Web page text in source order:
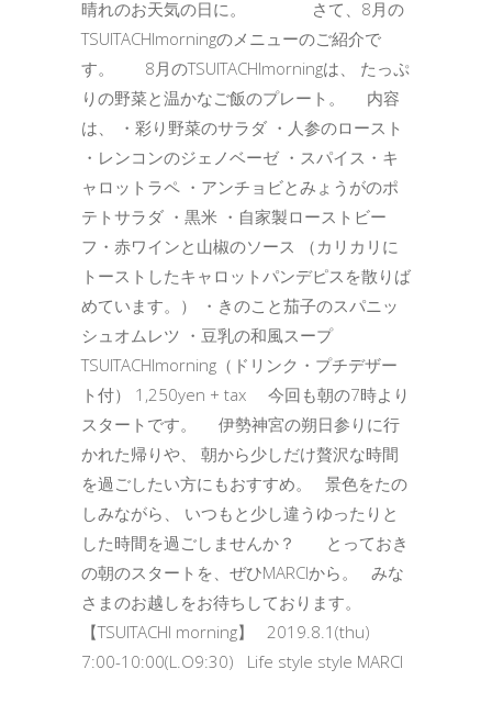
晴れのお天気の日に。 さて、8月の
TSUITACHImorningのメニューのご紹介で
す。 8月のTSUITACHImorningは、 たっぷ
りの野菜と温かなご飯のプレート。 内容
は、 ・彩り野菜のサラダ ・人参のロースト
・レンコンのジェノベーゼ ・スパイス・キ
ャロットラペ ・アンチョビとみょうがのポ
テトサラダ ・黒米 ・自家製ローストビー
フ・赤ワインと山椒のソース （カリカリに
トーストしたキャロットパンデピスを散りば
めています。） ・きのこと茄子のスパニッ
シュオムレツ ・豆乳の和風スープ
TSUITACHImorning（ドリンク・プチデザー
ト付） 1,250yen + tax 今回も朝の7時より
スタートです。 伊勢神宮の朔日参りに行
かれた帰りや、 朝から少しだけ贅沢な時間
を過ごしたい方にもおすすめ。 景色をたの
しみながら、 いつもと少し違うゆったりと
した時間を過ごしませんか？ とっておき
の朝のスタートを、ぜひMARCIから。 みな
さまのお越しをお待ちしております。
【TSUITACHI morning】 2019.8.1(thu)
7:00-10:00(L.O9:30) Life style style MARCI